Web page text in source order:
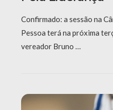
Confirmado: a sessão na
Pessoa terá na próxima
vereador Bruno …